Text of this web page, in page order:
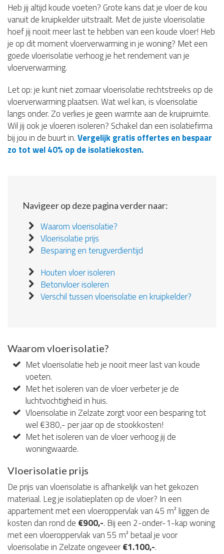
Heb jij altijd koude voeten? Grote kans dat je vloer de kou
vanuit de kruipkelder uitstraalt. Met de juiste vloerisolatie
hoef jij nooit meer last te hebben van een koude vloer! Heb
je op dit moment vloerverwarming in je woning? Met een
goede vloerisolatie verhoog je het rendement van je
vloerverwarming.
Let op: je kunt niet zomaar vloerisolatie rechtstreeks op de
vloerverwarming plaatsen. Wat wel kan, is vloerisolatie
langs onder. Zo verlies je geen warmte aan de kruipruimte.
Wil jij ook je vloeren isoleren? Schakel dan een isolatiefirma
bij jou in de buurt in.Vergelijk gratis offertes en bespaar
zo tot wel 40% op de isolatiekosten.
Navigeer op deze pagina verder naar:
Waarom vloerisolatie?
Vloerisolatie prijs
Besparing en terugverdientijd
Houten vloer isoleren
Betonvloer isoleren
Verschil tussen vloerisolatie en kruipkelder?
Waarom vloerisolatie?
Met vloerisolatie heb je nooit meer last van koude
voeten.
Met het isoleren van de vloer verbeter je de
luchtvochtigheid in huis.
Vloerisolatie in Zelzate zorgt voor een besparing tot
wel €380,- per jaar op de stookkosten!
Met het isoleren van de vloer verhoog jij de
woningwaarde.
Vloerisolatie prijs
De prijs van vloerisolatie is afhankelijk van het gekozen
materiaal. Leg je isolatieplaten op de vloer? In een
appartement met een vloeroppervlak van 45 m² liggen de
kosten dan rond de €900,-. Bij een 2-onder-1-kap woning
met een vloeroppervlak van 55 m² betaal je voor
vloerisolatie in Zelzate ongeveer€1.100,-.